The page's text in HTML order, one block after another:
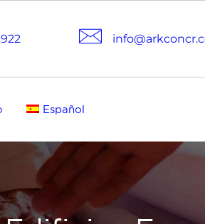
Español